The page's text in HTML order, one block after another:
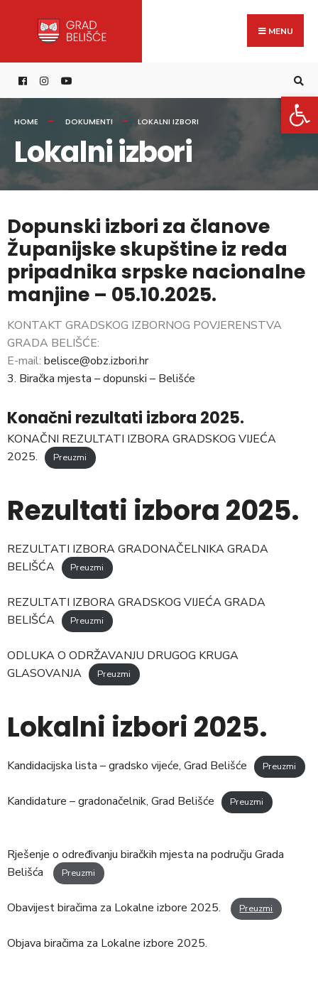
MENU
HOME DOKUMENTI LOKALNI IZBORI
Lokalni izbori
Dopunski izbori za članove
Županijske skupštine iz reda
pripadnika srpske nacionalne
manjine – 05.10.2025.
KONTAKT GRADSKOG IZBORNOG POVJERENSTVA
GRADA BELIŠĆE:
E-mail: belisce@obz.izbori.hr
3. Biračka mjesta – dopunski – Belišće
Konačni rezultati izbora 2025.
KONAČNI REZULTATI IZBORA GRADSKOG VIJEĆA
2025.
Preuzmi
Rezultati izbora 2025.
REZULTATI IZBORA GRADONAČELNIKA GRADA
BELIŠĆA
Preuzmi
REZULTATI IZBORA GRADSKOG VIJEĆA GRADA
BELIŠĆA
Preuzmi
ODLUKA O ODRŽAVANJU DRUGOG KRUGA
GLASOVANJA
Preuzmi
Lokalni izbori 2025.
Kandidacijska lista – gradsko vijeće, Grad Belišće Preuzmi
Kandidature – gradonačelnik, Grad Belišće Preuzmi
Rješenje o određivanju biračkih mjesta na području Grada
Belišća
Preuzmi
Obavijest biračima za Lokalne izbore 2025. Preuzmi
Objava biračima za Lokalne izbore 2025.